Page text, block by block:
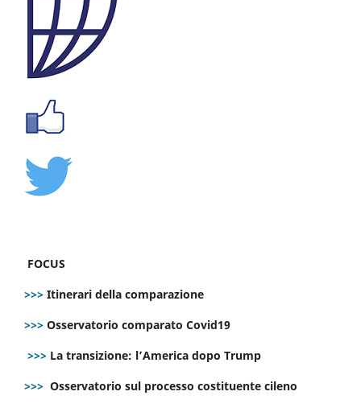
FOCUS
>>> Itinerari della comparazione
>>> Osservatorio comparato Covid19
>>> La transizione: l’America dopo Trump
>>> Osservatorio sul processo costituente cileno